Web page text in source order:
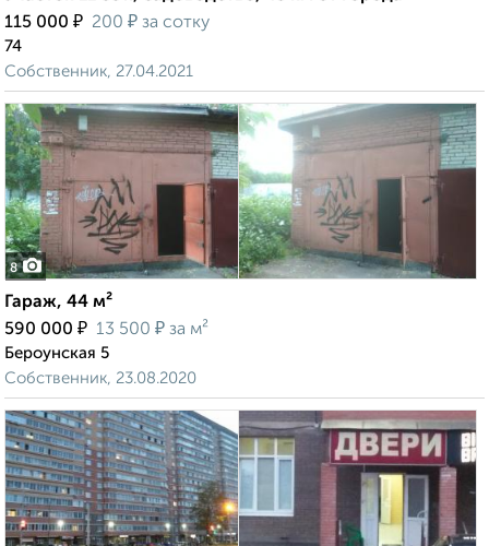
115 000 ₽ 200 ₽ за сотку
74
Собственник, 27.04.2021
8
Гараж, 44 м²
590 000 ₽ 13 500 ₽ за м²
Бероунская 5
Собственник, 23.08.2020